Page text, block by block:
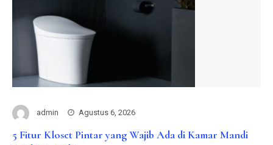
admin Agustus 6, 2026
5 Fitur Kloset Pintar yang Wajib Ada di Kamar Mandi